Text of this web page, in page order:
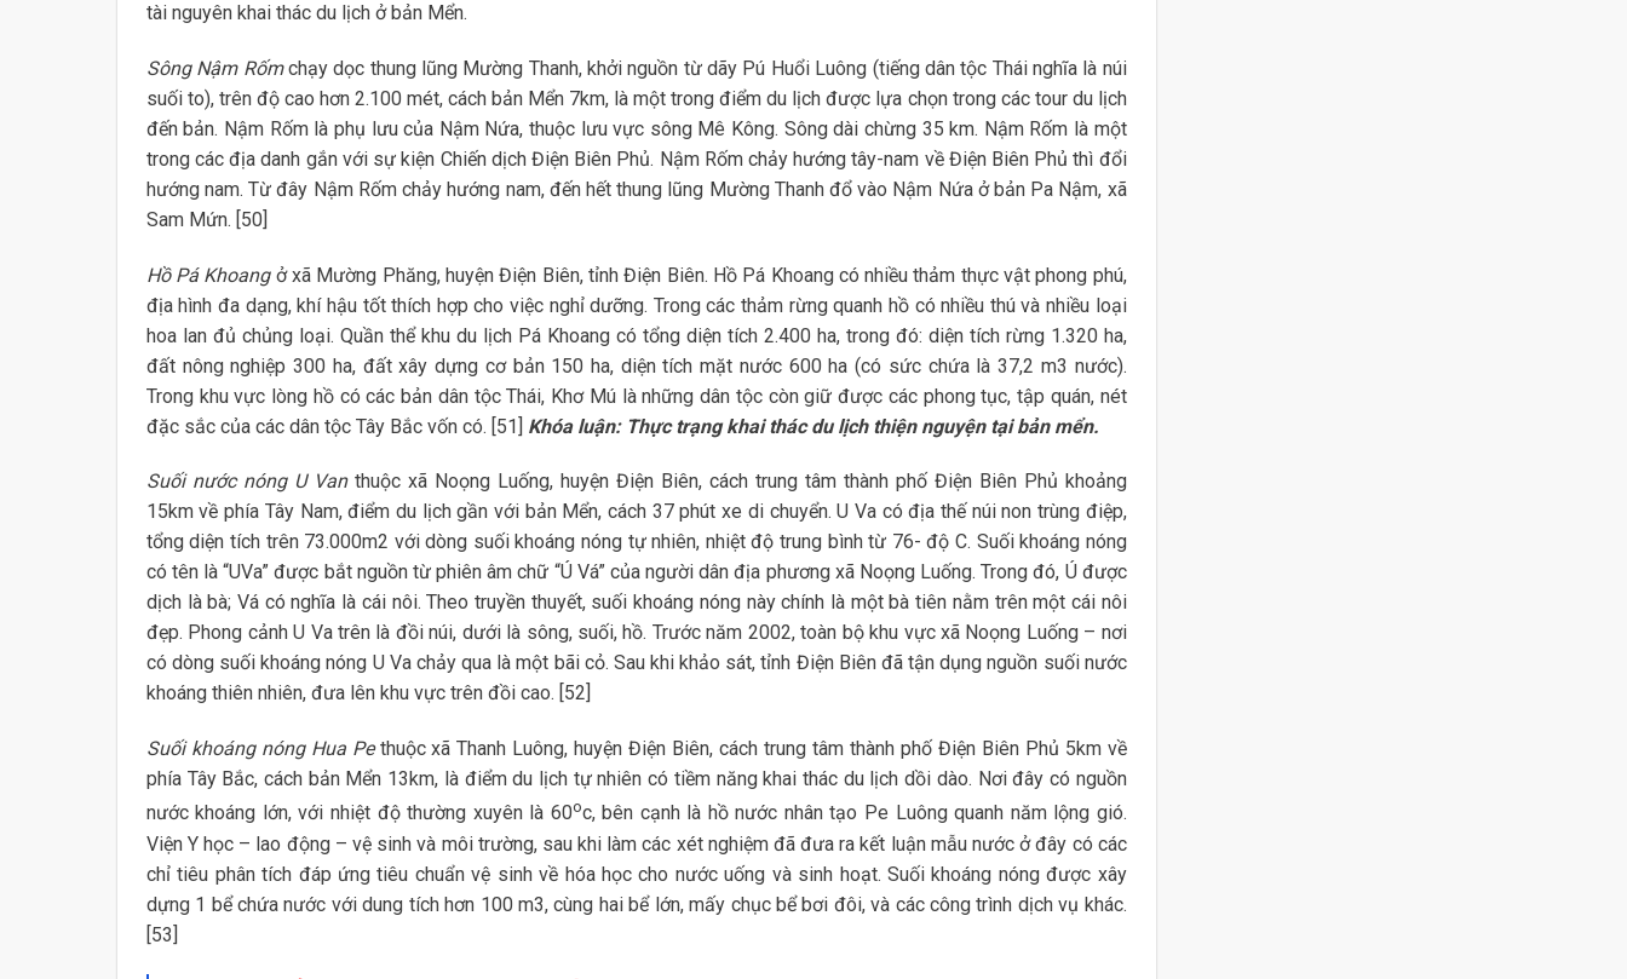
tài nguyên khai thác du lịch ở bản Mển.
Sông Nậm Rốmchạy dọc thung lũng Mường Thanh, khởi nguồn từ dãy Pú Huổi Luông (tiếng dân tộc Thái nghĩa là núi
suối to), trên độ cao hơn 2.100 mét, cách bản Mển 7km, là một trong điểm du lịch được lựa chọn trong các tour du lịch
đến bản. Nậm Rốm là phụ lưu của Nậm Nứa, thuộc lưu vực sông Mê Kông. Sông dài chừng 35 km. Nậm Rốm là một
trong các địa danh gắn với sự kiện Chiến dịch Điện Biên Phủ. Nậm Rốm chảy hướng tây-nam về Điện Biên Phủ thì đổi
hướng nam. Từ đây Nậm Rốm chảy hướng nam, đến hết thung lũng Mường Thanh đổ vào Nậm Nứa ở bản Pa Nậm, xã
Sam Mứn. [50]
Hồ Pá Khoangở xã Mường Phăng, huyện Điện Biên, tỉnh Điện Biên. Hồ Pá Khoang có nhiều thảm thực vật phong phú,
địa hình đa dạng, khí hậu tốt thích hợp cho việc nghỉ dưỡng. Trong các thảm rừng quanh hồ có nhiều thú và nhiều loại
hoa lan đủ chủng loại. Quần thể khu du lịch Pá Khoang có tổng diện tích 2.400 ha, trong đó: diện tích rừng 1.320 ha,
đất nông nghiệp 300 ha, đất xây dựng cơ bản 150 ha, diện tích mặt nước 600 ha (có sức chứa là 37,2 m3 nước).
Trong khu vực lòng hồ có các bản dân tộc Thái, Khơ Mú là những dân tộc còn giữ được các phong tục, tập quán, nét
đặc sắc của các dân tộc Tây Bắc vốn có. [51] Khóa luận: Thực trạng khai thác du lịch thiện nguyện tại bản mển.
Suối nước nóng U Vanthuộc xã Noọng Luống, huyện Điện Biên, cách trung tâm thành phố Điện Biên Phủ khoảng
15km về phía Tây Nam, điểm du lịch gần với bản Mển, cách 37 phút xe di chuyển. U Va có địa thế núi non trùng điệp,
tổng diện tích trên 73.000m2 với dòng suối khoáng nóng tự nhiên, nhiệt độ trung bình từ 76- độ C. Suối khoáng nóng
có tên là “UVa” được bắt nguồn từ phiên âm chữ “Ú Vá” của người dân địa phương xã Noọng Luống. Trong đó, Ú được
dịch là bà; Vá có nghĩa là cái nôi. Theo truyền thuyết, suối khoáng nóng này chính là một bà tiên nằm trên một cái nôi
đẹp. Phong cảnh U Va trên là đồi núi, dưới là sông, suối, hồ. Trước năm 2002, toàn bộ khu vực xã Noọng Luống – nơi
có dòng suối khoáng nóng U Va chảy qua là một bãi cỏ. Sau khi khảo sát, tỉnh Điện Biên đã tận dụng nguồn suối nước
khoáng thiên nhiên, đưa lên khu vực trên đồi cao. [52]
Suối khoáng nóng Hua Pethuộc xã Thanh Luông, huyện Điện Biên, cách trung tâm thành phố Điện Biên Phủ 5km về
phía Tây Bắc, cách bản Mển 13km, là điểm du lịch tự nhiên có tiềm năng khai thác du lịch dồi dào. Nơi đây có nguồn
nước khoáng lớn, với nhiệt độ thường xuyên là 60oc, bên cạnh là hồ nước nhân tạo Pe Luông quanh năm lộng gió.
Viện Y học – lao động – vệ sinh và môi trường, sau khi làm các xét nghiệm đã đưa ra kết luận mẫu nước ở đây có các
chỉ tiêu phân tích đáp ứng tiêu chuẩn vệ sinh về hóa học cho nước uống và sinh hoạt. Suối khoáng nóng được xây
dựng 1 bể chứa nước với dung tích hơn 100 m3, cùng hai bể lớn, mấy chục bể bơi đôi, và các công trình dịch vụ khác.
[53]